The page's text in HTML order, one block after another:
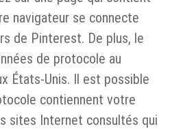
navigateur se connecte
de Pinterest. De plus, le
de protocole au
États-Unis. Il est possible
contiennent votre
sites Internet consultés qui